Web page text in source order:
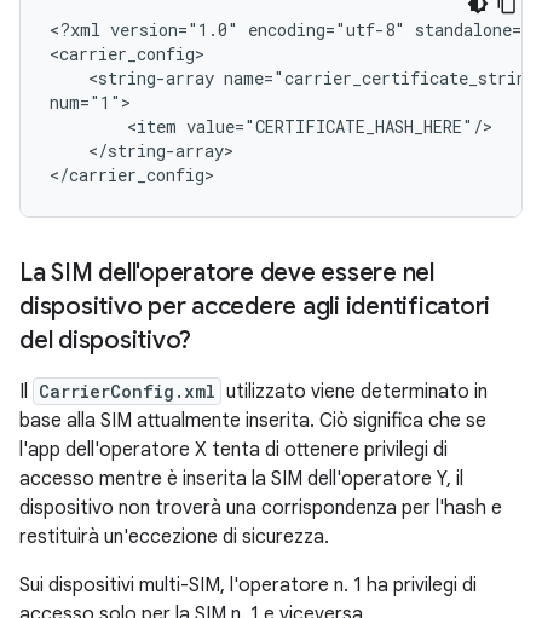
<?xml version="1.0" encoding="utf-8"
<carrier_config>
<string-array
num="1">
        <item value="CERTIFICATE_HASH_HERE"/>
    </string-array>
</carrier_config>
La SIM dell'operatore deve essere nel
dispositivo per accedere agli identificatori
del dispositivo?
Il CarrierConfig.xml utilizzato viene determinato in
base alla SIM attualmente inserita. Ciò significa che se
l'app dell'operatore X tenta di ottenere privilegi di
accesso mentre è inserita la SIM dell'operatore Y, il
dispositivo non troverà una corrispondenza per l'hash e
restituirà un'eccezione di sicurezza.
Sui dispositivi multi-SIM, l'operatore n. 1 ha privilegi di